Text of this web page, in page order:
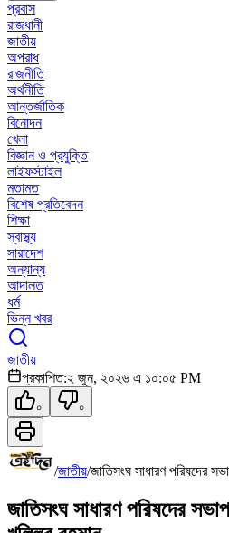
প্রবাস
রাজধানী
জাতীয়
অপরাধ
রাজনীতি
অর্থনীতি
আন্তর্জাতিক
বিনোদন
খেলা
বিজ্ঞান ও প্রযুক্তি
লাইফস্টাইল
মতামত
বিশেষ প্রতিবেদন
শিক্ষা
স্বাস্থ্য
সারাদেশ
অন্যান্য
আদালত
ধর্ম
ভিন্ন খবর
জাতীয়
প্রকাশিত:২ জুন, ২০২৬ এ ১০:০৫ PM
০ ০
/জাতীয়/জাতিসংঘ সাধারণ পরিষদের
জাতিসংঘ সাধারণ পরিষদের